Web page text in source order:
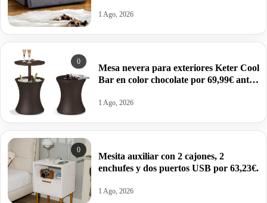
1 Ago, 2026
0
Mesa nevera para exteriores Keter Cool
Bar en color chocolate por 69,99€ antes
1 Ago, 2026
0
Mesita auxiliar con 2 cajones, 2
enchufes y dos puertos USB por 63,23€.
1 Ago, 2026